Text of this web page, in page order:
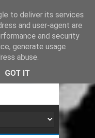
728
Stagioni
1
to deliver its services
and user-agent are
and security
generate usage
abuse.
GOT IT